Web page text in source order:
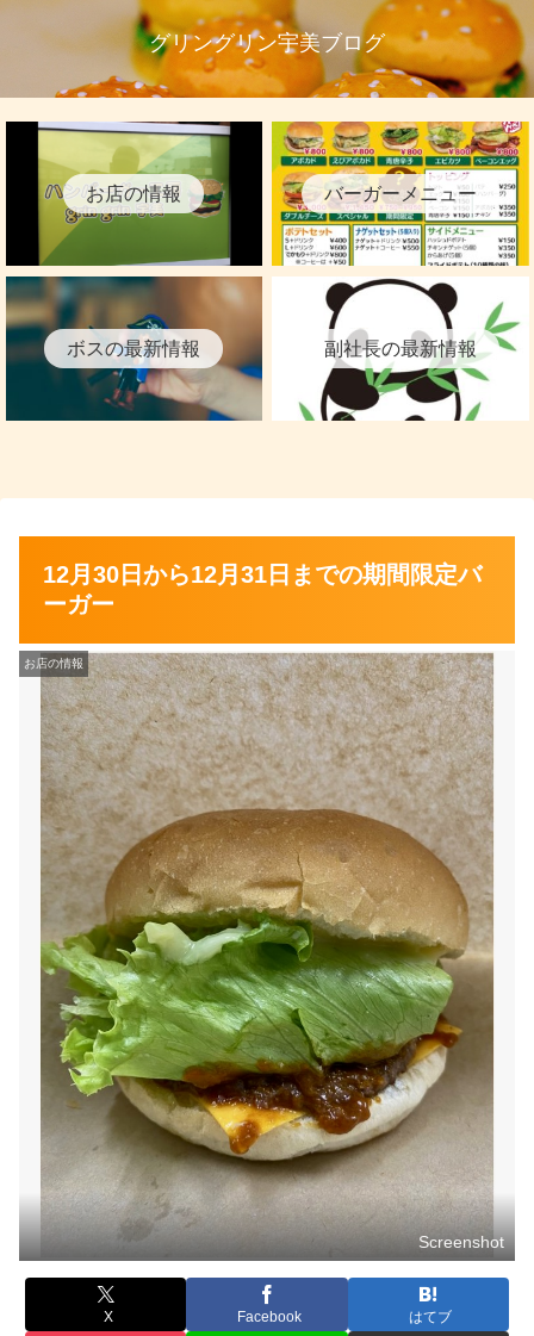
グリングリン宇美ブログ
お店の情報 バーガーメニュー
ボスの最新情報 副社長の最新情報
12月30日から12月31日までの期間限定バ
ーガー
お店の情報
Screenshot
X Facebook はてブ